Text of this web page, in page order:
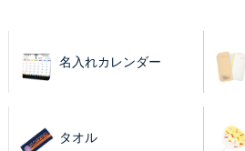
名入れカレンダー
タオル